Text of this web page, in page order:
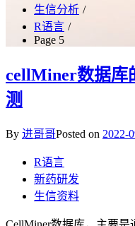
生信分析
R语言
Page 5
cellMiner数据库
测
By 进哥哥Posted on 2022-
R语言
新药研发
生信资料